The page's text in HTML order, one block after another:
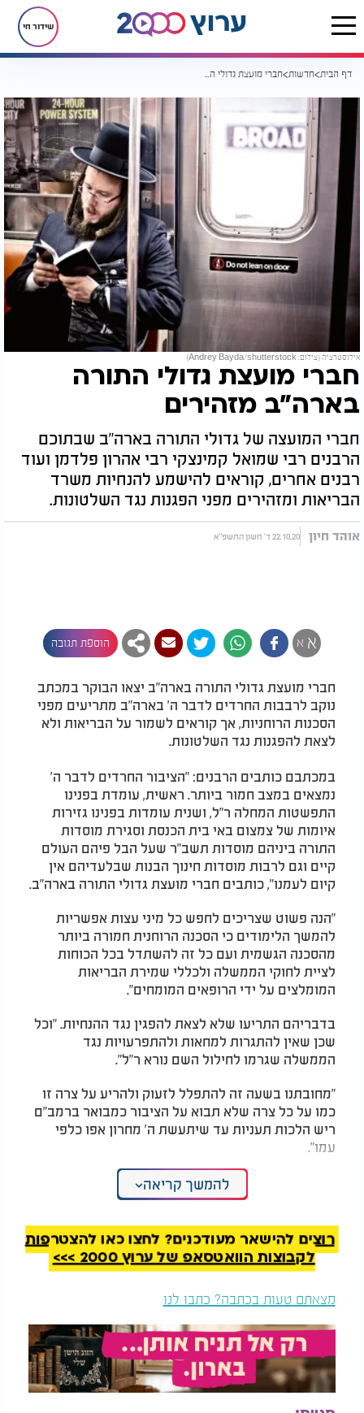
שידור חי
דף הבית חדשות חברי מועצת גדולי התורה בארה"ב מזהירים
אילוסטרציה (צילום: Andrey Bayda/shutterstock)
חברי מועצת גדולי התורה
בארה"ב מזהירים
חברי המועצה של גדולי התורה בארה"ב שבתוכם
הרבנים רבי שמואל קמינצקי רבי אהרון פלדמן ועוד
רבנים אחרים, קוראים להישמע להנחיות משרד
הבריאות ומזהירים מפני הפגנות נגד השלטונות.
אוהד חיון 22.10.20 ד' חשון התשפ"א
א א הוספת תגובה
חברי מועצת גדולי התורה בארה"ב יצאו הבוקר במכתב
נוקב לרבבות החרדים לדבר ה' בארה"ב מתריעים מפני
הסכנות הרוחניות, אך קוראים לשמור על הבריאות ולא
לצאת להפגנות נגד השלטונות.
במכתבם כותבים הרבנים: "הציבור החרדים לדבר ה'
נמצאים במצב חמור ביותר. ראשית, עומדת בפנינו
התפשטות המחלה ר"ל, ושנית עומדות בפנינו גזירות
איומות של צמצום באי בית הכנסת וסגירת מוסדות
התורה ביניהם מוסדות תשב"ר שעל הבל פיהם העולם
קיים וגם לרבות מוסדות חינוך הבנות שבלעדיהם אין
קיום לעמנו", כותבים חברי מועצת גדולי התורה בארה"ב.
"הנה פשוט שצריכים לחפש כל מיני עצות אפשריות
להמשך הלימודים כי הסכנה הרוחנית חמורה ביותר
מהסכנה הגשמית ועם כל זה להשתדל בכל הכוחות
לציית לחוקי הממשלה ולכללי שמירת הבריאות
המומלצים על ידי הרופאים המומחים".
בדבריהם התריעו שלא לצאת להפגין נגד ההנחיות. "וכל
שכן שאין להתגרות למחאות ולהתפרעויות נגד
הממשלה שגרמו לחילול השם נורא ר"ל".
"מחובתנו בשעה זה להתפלל לזעוק ולהריע על צרה זו
כמו על כל צרה שלא תבוא על הציבור כמבואר ברמב"ם
ריש הלכות תעניות עד שיתעשת ה' מחרון אפו כלפי
עמו".
את מכתבם סיימו: "ויה"ר שיקובלו תפילותינו ולא ישמע
עוד שוד ושבר בגבולינו, ושישלח הקב"ה ממרום רפואה
הטהורה, ונזכה שישמע קול יעקב בוקע מבתי כניסיות
ומבתי מדרשות ושנראה בישועתם של ישראל בכלל
ובפרט בב"א".
להמשך קריאה
רוצים להישאר מעודכנים? לחצו כאן להצטרפות
לקבוצות הוואטסאפ של ערוץ 2000 >>>
מצאתם טעות בכתבה? כתבו לנו